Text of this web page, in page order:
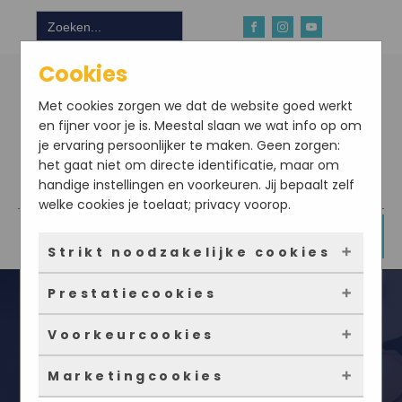
Zoek
naar:
Download hier onze app
Ei vervangen in jouw recept doe je
Cookies
Met cookies zorgen we dat de website goed werkt
en fijner voor je is. Meestal slaan we wat info op om
je ervaring persoonlijker te maken. Geen zorgen:
het gaat niet om directe identificatie, maar om
handige instellingen en voorkeuren. Jij bepaalt zelf
welke cookies je toelaat; privacy voorop.
Strikt noodzakelijke cookies
Deze cookies zorgen ervoor dat de website
überhaupt werkt. Ze zijn dus altijd actief en
kunnen niet worden uitgezet. Meestal worden
ze alleen geplaatst als jij iets doet, zoals
inloggen, een formulier invullen of je
Prestatiecookies
Met deze cookies zien we hoe vaak onze site
bezocht wordt, waar bezoekers vandaan
komen en welke pagina’s populair zijn. Zo
Voorkeurcookies
Deze cookies onthouden jouw voorkeuren.
Marketingcookies